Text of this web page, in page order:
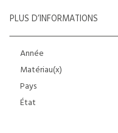
PLUS D’INFORMATIONS
Année
Matériau(x)
Pays
État